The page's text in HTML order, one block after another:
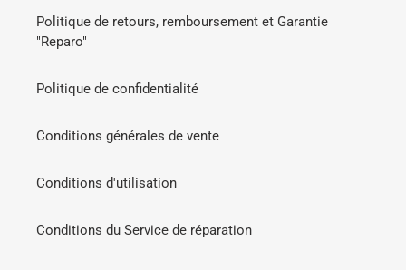
Politique de retours, remboursement et Garantie
"Reparo"
Politique de confidentialité
Conditions générales de vente
Conditions d'utilisation
Conditions du Service de réparation